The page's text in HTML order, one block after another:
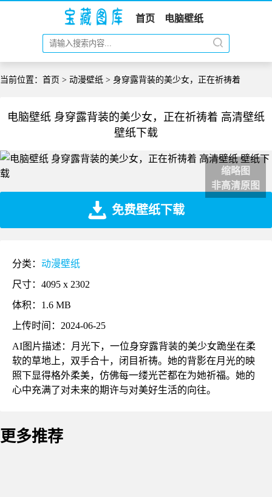
首页 电脑壁纸
当前位置： 首页 > 动漫壁纸 > 身穿露背装的美少女，正在祈祷着
电脑壁纸 身穿露背装的美少女，正在祈祷着 高清壁纸
壁纸下载
缩略图
非高清原图
免费壁纸下载
分类： 动漫壁纸
尺寸：4095 x 2302
体积：1.6 MB
上传时间：2024-06-25
AI图片描述：月光下，一位身穿露背装的美少女跪坐在柔
软的草地上，双手合十，闭目祈祷。她的背影在月光的映
照下显得格外柔美，仿佛每一缕光芒都在为她祈福。她的
心中充满了对未来的期许与对美好生活的向往。
更多推荐